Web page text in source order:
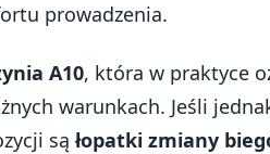
prowadzenia.
A10, która w praktyce
warunkach. Jeśli
są łopatki zmiany